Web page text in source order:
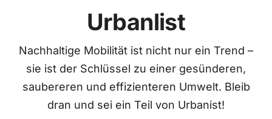
Urbanlist
Nachhaltige Mobilität ist nicht nur ein Trend –
sie ist der Schlüssel zu einer gesünderen,
saubereren und effizienteren Umwelt. Bleib
dran und sei ein Teil von Urbanist!